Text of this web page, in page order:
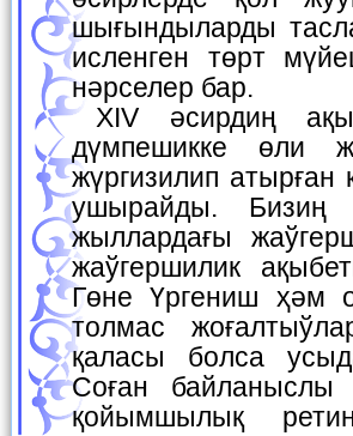
шығындыларды
исленген төрт
нәрселер бар.
XIV әсирдиң ақыры, XV әсирдиң басларында
дүмпешикке өли
жүргизилип
ушырайды. Бизиң
жыллардағы
жаўгершилик
Гөне Үргениш ҳәм
толмас
қаласы болса
Соған
қойымшылық